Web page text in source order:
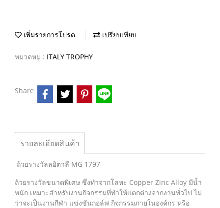
เพิ่มรายการโปรด เปรียบเทียบ
หมวดหมู่ : ITALY TROPHY
Share
รายละเอียดสินค้า
ถ้วยรางวัลลอิตาลี MG 1797
ถ้วยรางวัลขนาดพิเศษ ซึ่งทำจากโลหะ Copper Zinc Alloy มีน้ำ
หนัก เหมาะสำหรับงานกิจกรรมที่ทำให้แตกต่างจากงานทั่วไป ไม่
ว่าจะเป็นงานกีฬา แข่งขันกอล์ฟ กิจกรรมภายในองค์กร หรือ